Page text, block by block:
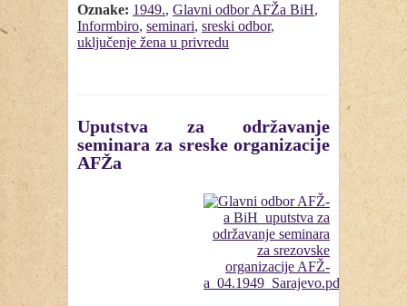
Oznake: 1949., Glavni odbor AFŽa BiH,
Informbiro, seminari, sreski odbor,
uključenje žena u privredu
Uputstva za održavanje
seminara za sreske organizacije
AFŽa